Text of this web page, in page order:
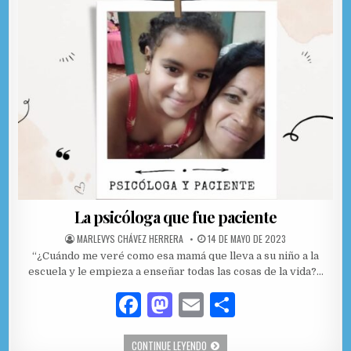
La psicóloga que fue paciente
AUTHOR:
MARLEVYS CHÁVEZ HERRERA PUBLISHED DATE:
14 DE MAYO DE 2023
“¿Cuándo me veré como esa mamá que lleva a su niño a la
escuela y le empieza a enseñar todas las cosas de la vida?…
F
a
M
as
E
m
CONTINUE LEYENDO LA PSICÓLOGA QUE FUE PACIENTE